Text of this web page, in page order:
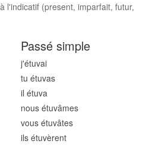
l'indicatif (present, imparfait, futur,
Passé simple
j'étuvai
tu étuvas
il étuva
nous étuvâmes
vous étuvâtes
ils étuvèrent